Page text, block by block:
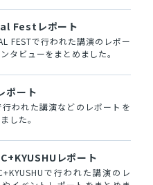
Festレポート
FESTで行われた講演のレポー
タビューをまとめました。
ポート
行われた講演などのレポートを
した。
レポート
で行われた講演のレ